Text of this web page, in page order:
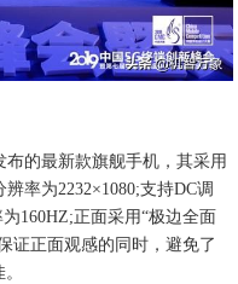
布的最新款旗舰手机，其采用
率为2232×1080;支持DC调
160HZ;正面采用“极边全面
证正面观感的同时，避免了